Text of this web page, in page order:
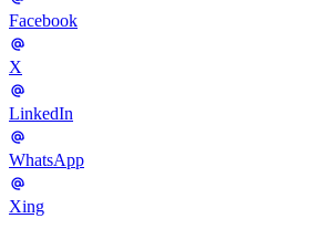
Facebook
X
LinkedIn
WhatsApp
Xing